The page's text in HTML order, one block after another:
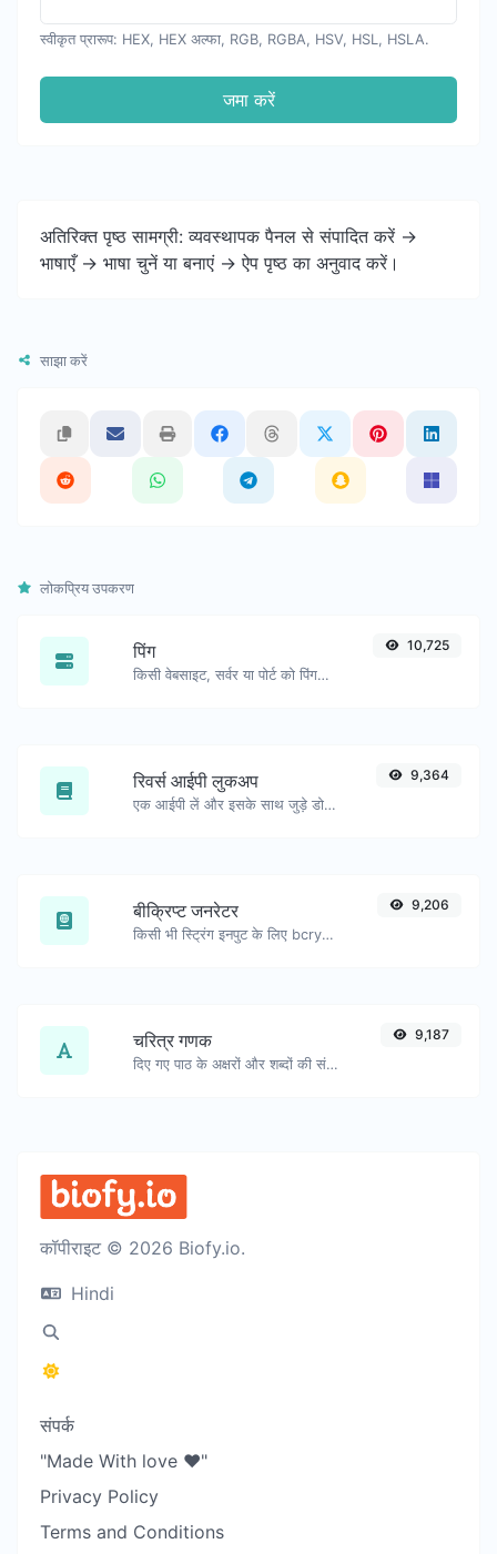
स्वीकृत प्रारूप: HEX, HEX अल्फा, RGB, RGBA, HSV, HSL, HSLA.
जमा करें
अतिरिक्त पृष्ठ सामग्री: व्यवस्थापक पैनल से संपादित करें ->
भाषाएँ -> भाषा चुनें या बनाएं -> ऐप पृष्ठ का अनुवाद करें।
साझा करें
लोकप्रिय उपकरण
पिंग
किसी वेबसाइट, सर्वर या पोर्ट को पिंग करें।
10,725
रिवर्स आईपी लुकअप
एक आईपी लें और इसके साथ जुड़े डोमेन/होस्ट की तलाश करें।
9,364
बीक्रिप्ट जनरेटर
किसी भी स्ट्रिंग इनपुट के लिए bcrypt पासवर्ड हैश उत्पन्न करें।
9,206
चरित्र गणक
दिए गए पाठ के अक्षरों और शब्दों की संख्या गिनें।
9,187
कॉपीराइट © 2026 Biofy.io.
Hindi
संपर्क
"Made With love ❤️"
Privacy Policy
Terms and Conditions